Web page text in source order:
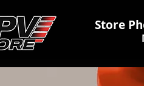
Store